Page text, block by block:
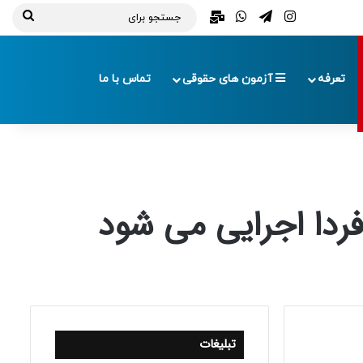
اینستاگرام
تلگرامواتس آپ
ایمیل
تعرفه آزمون های حقوقی تماس با ما
اجرایی می شود
تبلیغات